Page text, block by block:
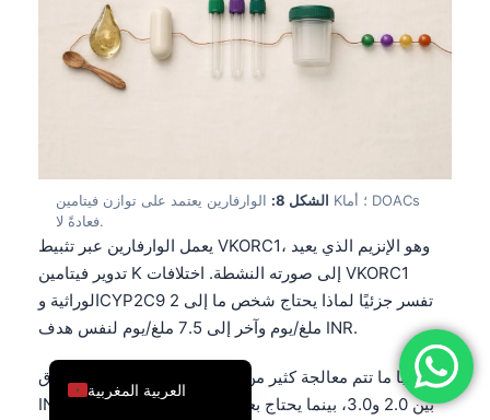
الشكل 8:
الوارفارين يعتمد على توازن فيتامين K؛ أما DOACs
فعادةً لا.
يعمل الوارفارين عبر تثبيط VKORC1، وهو الإنزيم الذي يعيد
تدوير فيتامين K إلى صورته النشطة. اختلافات VKORC1
الوراثية وCYP2C9 تفسر جزئيًا لماذا يحتاج شخص ما إلى 2
ملغ/يوم وآخر إلى 7.5 ملغ/يوم لنفس هدف INR.
غالبًا ما تتم معالجة كثير من مرضى الوارفارين بهدف نطاق
INR بين 2.0 و3.0، بينما يحتاج بعض مرضى صمامات القلب
العربية المغربية
Deutsch
العربية
Français
עִבְרִית
Ελληνικά
Türkçe